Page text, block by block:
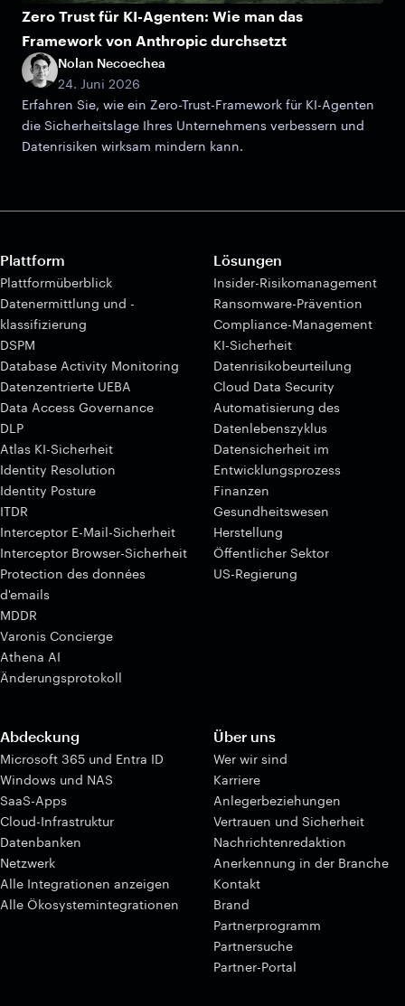
Zero Trust für KI-Agenten: Wie man das
Framework von Anthropic durchsetzt
Nolan Necoechea
24. Juni 2026
Erfahren Sie, wie ein Zero-Trust-Framework für KI-Agenten
die Sicherheitslage Ihres Unternehmens verbessern und
Datenrisiken wirksam mindern kann.
Plattform
Plattformüberblick
Datenermittlung und -
klassifizierung
DSPM
Database Activity Monitoring
Datenzentrierte UEBA
Data Access Governance
DLP
Atlas KI-Sicherheit
Identity Resolution
Identity Posture
ITDR
Interceptor E-Mail-Sicherheit
Interceptor Browser-Sicherheit
Protection des données
d'emails
MDDR
Varonis Concierge
Athena AI
Änderungsprotokoll
Lösungen
Insider-Risikomanagement
Ransomware-Prävention
Compliance-Management
KI-Sicherheit
Datenrisikobeurteilung
Cloud Data Security
Automatisierung des
Datenlebenszyklus
Datensicherheit im
Entwicklungsprozess
Finanzen
Gesundheitswesen
Herstellung
Öffentlicher Sektor
US-Regierung
Abdeckung
Microsoft 365 und Entra ID
Windows und NAS
SaaS-Apps
Cloud-Infrastruktur
Datenbanken
Netzwerk
Alle Integrationen anzeigen
Alle Ökosystemintegrationen
Über uns
Wer wir sind
Karriere
Anlegerbeziehungen
Vertrauen und Sicherheit
Nachrichtenredaktion
Anerkennung in der Branche
Kontakt
Brand
Partnerprogramm
Partnersuche
Partner-Portal